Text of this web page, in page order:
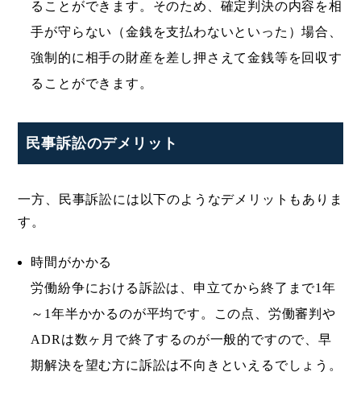
ることができます。そのため、確定判決の内容を相
手が守らない（金銭を支払わないといった）場合、
強制的に相手の財産を差し押さえて金銭等を回収す
ることができます。
民事訴訟のデメリット
一方、民事訴訟には以下のようなデメリットもありま
す。
時間がかかる
労働紛争における訴訟は、申立てから終了まで1年
～1年半かかるのが平均です。この点、労働審判や
ADRは数ヶ月で終了するのが一般的ですので、早
期解決を望む方に訴訟は不向きといえるでしょう。